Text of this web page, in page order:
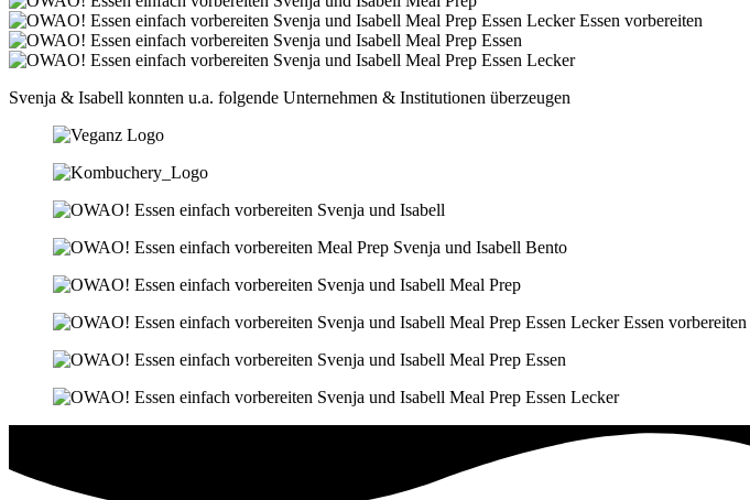
Svenja & Isabell konnten u.a. folgende Unternehmen & Institutionen überzeugen